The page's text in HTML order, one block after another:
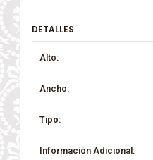
DETALLES
Alto:
Ancho:
Tipo:
Información Adicional: